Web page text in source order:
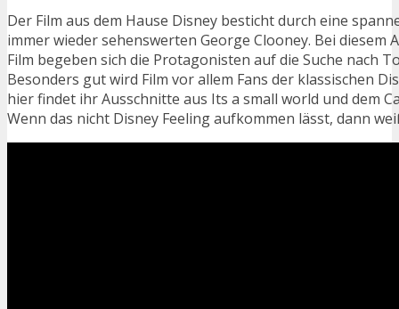
Der Film aus dem Hause Disney besticht durch eine
immer wieder sehenswerten George Clooney. Bei diesem
Film begeben sich die Protagonisten auf die Suche nach
Besonders gut wird Film vor allem Fans der klassischen
hier findet ihr Ausschnitte aus Its a small world und dem
Wenn das nicht Disney Feeling aufkommen lässt, dann